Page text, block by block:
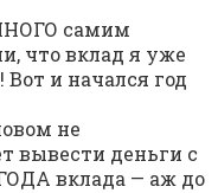
самим
что вклад я уже
и начался год
не
вывести деньги с
вклада — аж до